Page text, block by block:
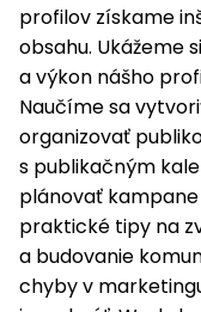
profilov získame
obsahu. Ukážeme
a výkon nášho
Naučíme sa
organizovať
s publikačným
plánovať
praktické tipy na
a budovanie
chyby v